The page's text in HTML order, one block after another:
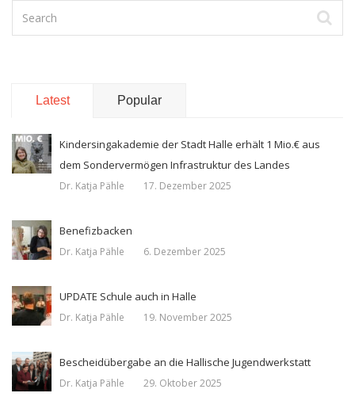
Latest Popular
Kindersingakademie der Stadt Halle erhält 1 Mio.€ aus
dem Sondervermögen Infrastruktur des Landes
Dr. Katja Pähle 17. Dezember 2025
Benefizbacken
Dr. Katja Pähle 6. Dezember 2025
UPDATE Schule auch in Halle
Dr. Katja Pähle 19. November 2025
Bescheidübergabe an die Hallische Jugendwerkstatt
Dr. Katja Pähle 29. Oktober 2025